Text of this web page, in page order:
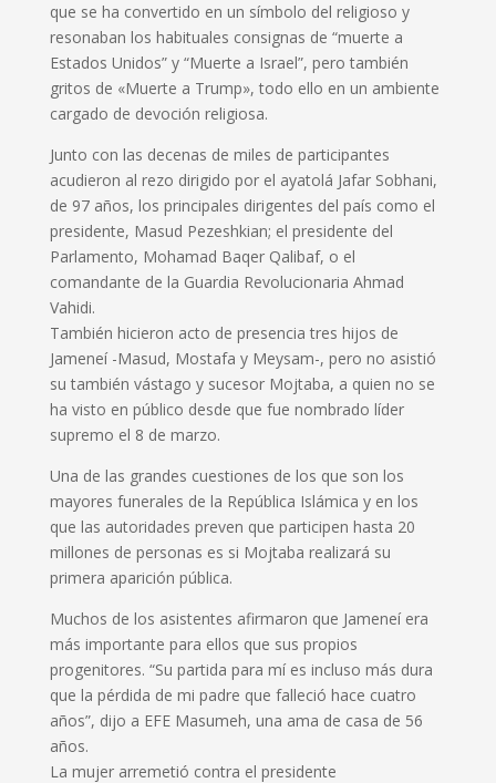
que se ha convertido en un símbolo del religioso y
resonaban los habituales consignas de “muerte a
Estados Unidos” y “Muerte a Israel”, pero también
gritos de «Muerte a Trump», todo ello en un ambiente
cargado de devoción religiosa.
Junto con las decenas de miles de participantes
acudieron al rezo dirigido por el ayatolá Jafar Sobhani,
de 97 años, los principales dirigentes del país como el
presidente, Masud Pezeshkian; el presidente del
Parlamento, Mohamad Baqer Qalibaf, o el
comandante de la Guardia Revolucionaria Ahmad
Vahidi.
También hicieron acto de presencia tres hijos de
Jameneí -Masud, Mostafa y Meysam-, pero no asistió
su también vástago y sucesor Mojtaba, a quien no se
ha visto en público desde que fue nombrado líder
supremo el 8 de marzo.
Una de las grandes cuestiones de los que son los
mayores funerales de la República Islámica y en los
que las autoridades preven que participen hasta 20
millones de personas es si Mojtaba realizará su
primera aparición pública.
Muchos de los asistentes afirmaron que Jameneí era
más importante para ellos que sus propios
progenitores. “Su partida para mí es incluso más dura
que la pérdida de mi padre que falleció hace cuatro
años”, dijo a EFE Masumeh, una ama de casa de 56
años.
La mujer arremetió contra el presidente